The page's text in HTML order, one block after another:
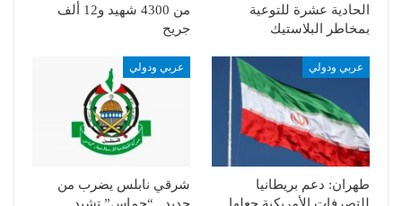
الحادية عشرة للتوعية
بمخاطر البلاستيك
من 4300 شهيد و12 ألف
جريح
عربي ودولي
طهران: دعم بريطانيا
عربي ودولي
شرقي نابلس يضرب من